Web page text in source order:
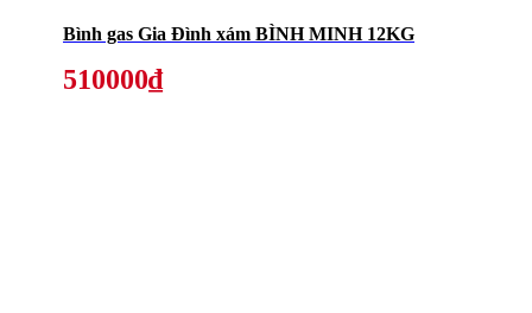
Bình gas Gia Đình xám BÌNH MINH 12KG
510000₫